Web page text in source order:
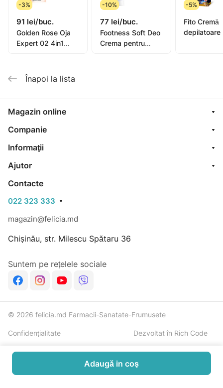
-3%
91 lei/buc.
Golden Rose Oja
Expert 02 4in1
-10%
77 lei/buc.
Footness Soft Deo
Crema pentru
-5%
Fito Cremă
depilatoare
Înapoi la lista
Magazin online
Companie
Informaţii
Ajutor
Contacte
022 323 333
magazin@felicia.md
Chișinău, str. Milescu Spătaru 36
Suntem pe rețelele sociale
© 2026 felicia.md Farmacii-Sanatate-Frumusete
Confidențialitate Dezvoltat în Rich Code
Adaugă in coş